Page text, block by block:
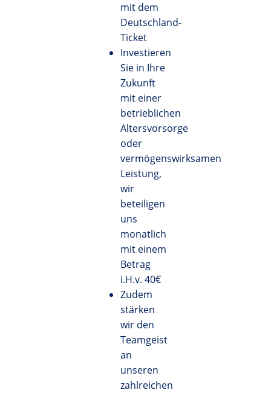
mit dem
Deutschland-
Ticket
Investieren
Sie in Ihre
Zukunft
mit einer
betrieblichen
Altersvorsorge
oder
vermögenswirksamen
Leistung,
wir
beteiligen
uns
monatlich
mit einem
Betrag
i.H.v. 40€
Zudem
stärken
wir den
Teamgeist
an
unseren
zahlreichen